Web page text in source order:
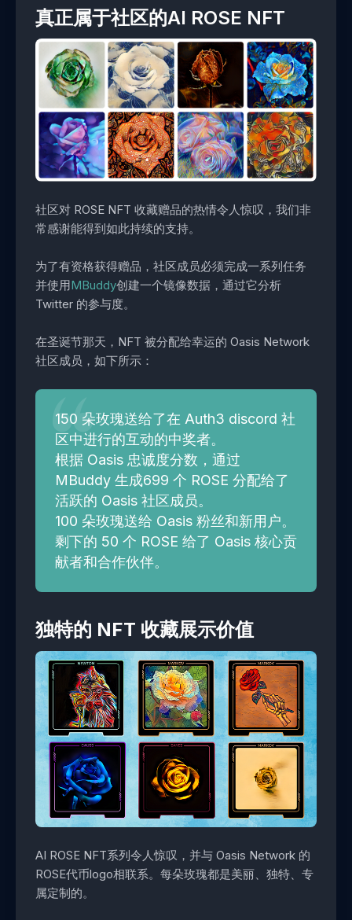
真正属于社区的AI ROSE NFT
社区对 ROSE NFT 收藏赠品的热情令人惊叹，我们非
常感谢能得到如此持续的支持。
为了有资格获得赠品，社区成员必须完成一系列任务
并使用MBuddy创建一个镜像数据，通过它分析
Twitter 的参与度。
在圣诞节那天，NFT 被分配给幸运的 Oasis Network
社区成员，如下所示：
150 朵玫瑰送给了在 Auth3 discord 社
区中进行的互动的中奖者。
根据 Oasis 忠诚度分数，通过
MBuddy 生成699 个 ROSE 分配给了
活跃的 Oasis 社区成员。
100 朵玫瑰送给 Oasis 粉丝和新用户。
剩下的 50 个 ROSE 给了 Oasis 核心贡
献者和合作伙伴。
独特的 NFT 收藏展示价值
AI ROSE NFT系列令人惊叹，并与 Oasis Network 的
ROSE代币logo相联系。每朵玫瑰都是美丽、独特、专
属定制的。